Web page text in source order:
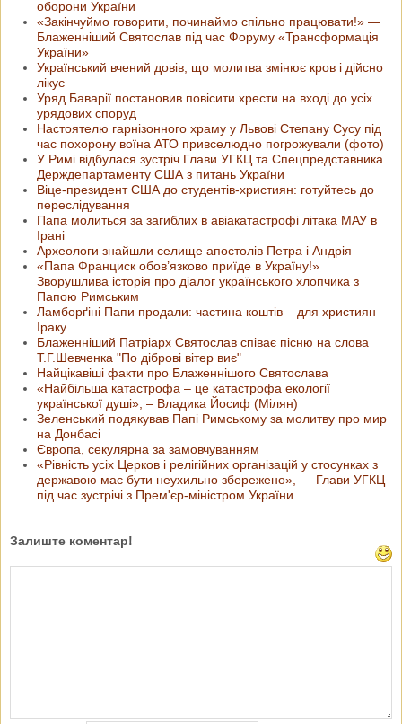
оборони України
«Закінчуймо говорити, починаймо спільно працювати!» —
Блаженніший Святослав під час Форуму «Трансформація
України»
Український вчений довів, що молитва змінює кров і дійсно
лікує
Уряд Баварії постановив повісити хрести на вході до усіх
урядових споруд
Настоятелю гарнізонного храму у Львові Степану Сусу під
час похорону воїна АТО привселюдно погрожували (фото)
У Римі відбулася зустріч Глави УГКЦ та Спецпредставника
Держдепартаменту США з питань України
Віце-президент США до студентів-християн: готуйтесь до
переслідування
Папа молиться за загиблих в авіакатастрофі літака МАУ в
Ірані
Археологи знайшли селище апостолів Петра і Андрія
«Папа Франциск обов’язково приїде в Україну!»
Зворушлива історія про діалог українського хлопчика з
Папою Римським
Ламборґіні Папи продали: частина коштів – для християн
Іраку
Блаженніший Патріарх Святослав співає пісню на слова
Т.Г.Шевченка "По діброві вітер виє"
Найцікавіші факти про Блаженнішого Святослава
«Найбільша катастрофа – це катастрофа екології
української душі», – Владика Йосиф (Мілян)
Зеленський подякував Папі Римському за молитву про мир
на Донбасі
Європа, секулярна за замовчуванням
«Рівність усіх Церков і релігійних організацій у стосунках з
державою має бути неухильно збережено», — Глави УГКЦ
під час зустрічі з Прем'єр-міністром України
Залиште коментар!